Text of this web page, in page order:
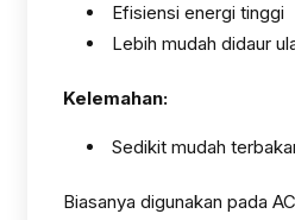
Efisiensi energi tinggi
Lebih mudah didaur
Kelemahan:
Sedikit mudah
Biasanya digunakan pada